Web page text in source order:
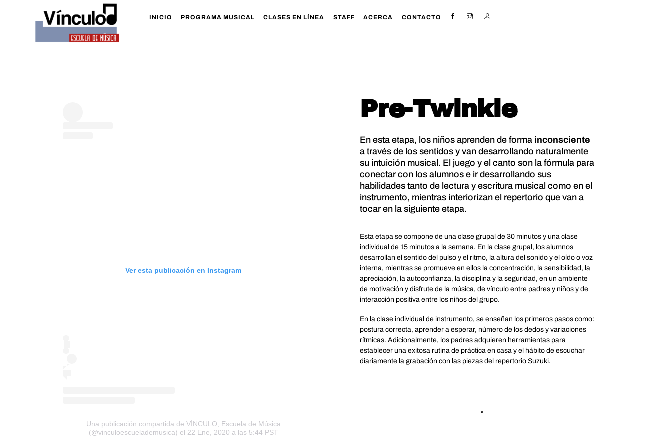
INICIO PROGRAMA MUSICAL CLASES EN LÍNEA STAFF ACERCA CONTACTO
Ver esta publicación en Instagram
Una publicación compartida de VÍNCULO, Escuela de Música
(@vinculoescuelademusica) el 22 Ene, 2020 a las 5:44 PST
Pre-Twinkle
En esta etapa, los niños aprenden de forma inconsciente
a través de los sentidos y van desarrollando naturalmente
su intuición musical. El juego y el canto son la fórmula para
conectar con los alumnos e ir desarrollando sus
habilidades tanto de lectura y escritura musical como en el
instrumento, mientras interiorizan el repertorio que van a
tocar en la siguiente etapa.
Esta etapa se compone de una clase grupal de 30 minutos y una clase
individual de 15 minutos a la semana. En la clase grupal, los alumnos
desarrollan el sentido del pulso y el ritmo, la altura del sonido y el oído o voz
interna, mientras se promueve en ellos la concentración, la sensibilidad, la
apreciación, la autoconfianza, la disciplina y la seguridad, en un ambiente
de motivación y disfrute de la música, de vínculo entre padres y niños y de
interacción positiva entre los niños del grupo.
En la clase individual de instrumento, se enseñan los primeros pasos como:
postura correcta, aprender a esperar, número de los dedos y variaciones
rítmicas. Adicionalmente, los padres adquieren herramientas para
establecer una exitosa rutina de práctica en casa y el hábito de escuchar
diariamente la grabación con las piezas del repertorio Suzuki.